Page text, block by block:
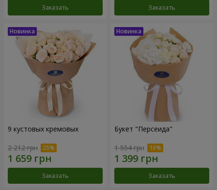
Заказать Заказать
9 кустовых кремовых
2 212 грн
Заказать
Букет "Персеида"
1 554 грн
Заказать